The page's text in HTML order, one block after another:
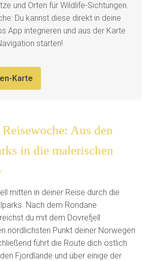
und Orten für Wildlife-Sichtungen.
Du kannst diese direkt in deine
App integrieren und aus der Karte
starten!
Karte
Aus den
in die malerischen
mitten in deiner Reise durch die
Nach dem Rondane
du mit dem Dovrefjell
nördlichsten Punkt deiner Norwegen
führt die Route dich östlich
Fjordlande und über einige der